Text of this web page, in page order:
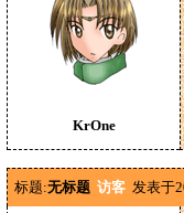
KrOne
标题:无标题 访客 发表于